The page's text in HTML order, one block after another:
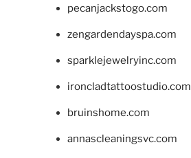
pecanjackstogo.com
zengardendayspa.com
sparklejewelryinc.com
ironcladtattoostudio.com
bruinshome.com
annascleaningsvc.com